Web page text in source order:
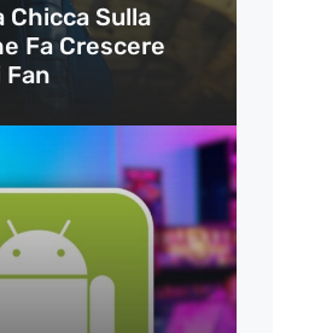
Chicca Sulla
Fa Crescere
Fan